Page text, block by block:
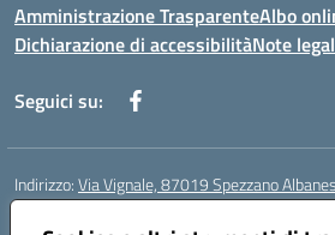
Amministrazione TrasparenteAlbo
Dichiarazione di accessibilitàNote
Seguici su:
Indirizzo:Via Vignale, 87019 Spezzano
Centralino: